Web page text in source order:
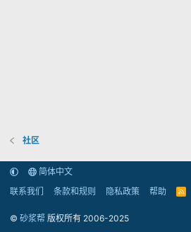
社区
简体中文
联系我们
条款和规则 隐私政策 帮助
R
© 砂浆帮 版权所有 2006-2025